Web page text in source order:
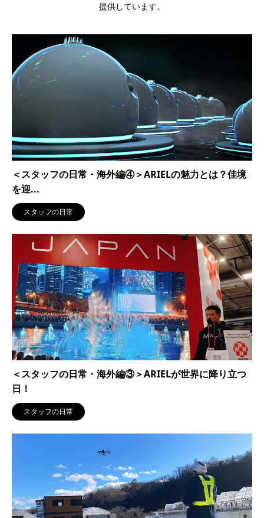
提供しています。
＜スタッフの日常・海外編④＞ARIELの魅力とは？佳境
を迎...
スタッフの日常
＜スタッフの日常・海外編③＞ARIELが世界に降り立つ
日！
スタッフの日常